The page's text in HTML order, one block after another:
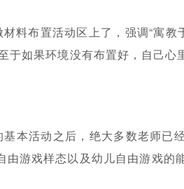
料布置活动区上了，强调“寓教
于如果环境没有布置好，自己
本活动之后，绝大多数老师已
游戏样态以及幼儿自由游戏的